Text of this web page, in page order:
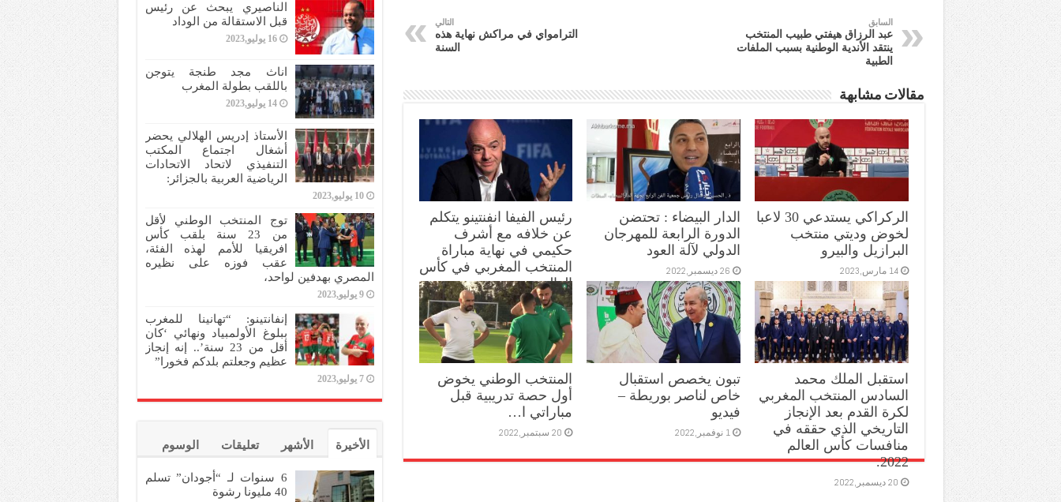
السابق
عبد الرزاق هيفتي طبيب المنتخب
ينتقد الأندية الوطنية بسبب الملفات
الطبية
التالي
الترامواي في مراكش نهاية هذه
السنة
مقالات مشابهة
الركراكي يستدعي 30 لاعبا
لخوض وديتي منتخب
البرازيل والبيرو
14 مارس,2023
الدار البيضاء : تحتضن
الدورة الرابعة للمهرجان
الدولي لآلة العود
26 ديسمبر,2022
رئيس الفيفا انفنتينو يتكلم
عن خلافه مع أشرف
حكيمي في نهاية مباراة
المنتخب المغربي في كأس
العالم
21 ديسمبر,2022
استقبل الملك محمد
السادس المنتخب المغربي
لكرة القدم بعد الإنجاز
التاريخي الذي حققه في
منافسات كأس العالم
2022.
20 ديسمبر,2022
تبون يخصص استقبال
خاص لناصر بوريطة –
فيديو
1 نوفمبر,2022
المنتخب الوطني يخوض
أول حصة تدريبية قبل
مباراتي ا…
20 سبتمبر,2022
الناصيري يبحث عن رئيس
قبل الاستقالة من الوداد
16 يوليو,2023
اناث مجد طنجة يتوجن
باللقب بطولة المغرب
14 يوليو,2023
الأستاذ إدريس الهلالي يحضر
أشغال اجتماع المكتب
التنفيذي لاتحاد الاتحادات
الرياضية العربية بالجزائر:
10 يوليو,2023
توج المنتخب الوطني لأقل
من 23 سنة بلقب كأس
افريقيا للأمم لهذه الفئة،
عقب فوزه على نظيره
المصري بهدفين لواحد،
9 يوليو,2023
إنفانتينو: “تهانينا للمغرب
ببلوغ الأولمبياد ونهائي ‘كان
أقل من 23 سنة’.. إنه إنجاز
عظيم وجعلتم بلدكم فخورا”
7 يوليو,2023
الأخيرة الأشهر تعليقات الوسوم
6 سنوات لـ “أجودان” تسلم
40 مليونا رشوة